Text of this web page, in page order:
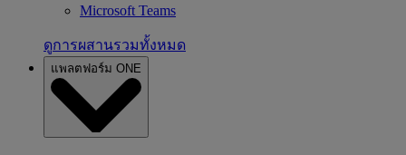
Microsoft Teams
ดูการผสานรวมทั้งหมด
แพลตฟอร์ม ONE